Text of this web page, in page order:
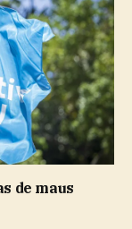
de maus